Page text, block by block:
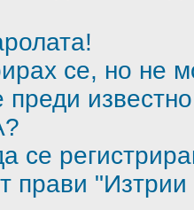
се, но не
преди
се
прави "Изтрии